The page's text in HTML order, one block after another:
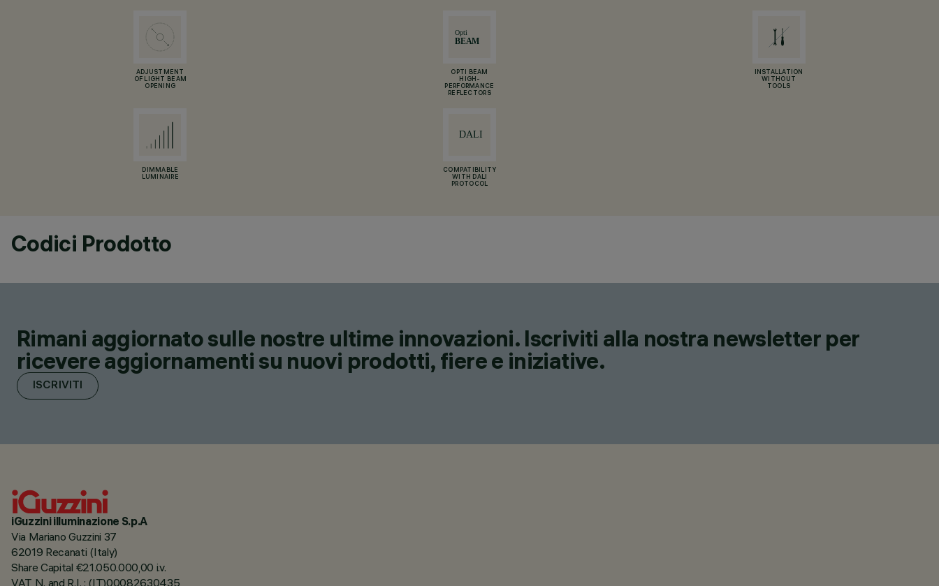
ADJUSTMENT
OF LIGHT BEAM
OPENING
OPTI BEAM
HIGH-
PERFORMANCE
REFLECTORS
INSTALLATION
WITHOUT
TOOLS
DIMMABLE
LUMINAIRE
COMPATIBILITY
WITH DALI
PROTOCOL
Codici Prodotto
Rimani aggiornato sulle nostre ultime innovazioni. Iscriviti alla nostra newsletter per
ricevere aggiornamenti su nuovi prodotti, fiere e iniziative.
ISCRIVITI
iGuzzini illuminazione S.p.A
Via Mariano Guzzini 37
62019 Recanati (Italy)
Share Capital €21.050.000,00 i.v.
VAT N. and R.I. : (IT)00082630435